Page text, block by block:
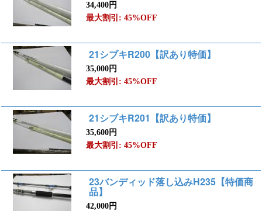
34,400円
最大割引: 45%OFF
21シブキR200【訳あり特価】
35,000円
最大割引: 45%OFF
21シブキR201【訳あり特価】
35,600円
最大割引: 45%OFF
23バンディッド落し込みH235【特価商
品】
42,000円